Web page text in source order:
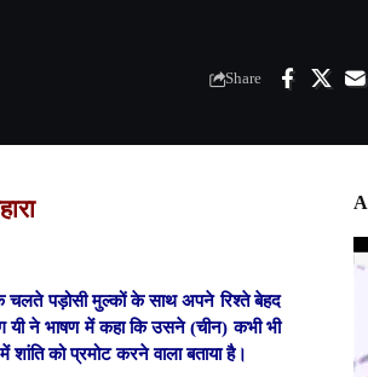
Share
के चलते पड़ोसी मुल्कों के साथ अपने रिश्ते बेहद
यी ने भाषण में कहा कि उसने (चीन) कभी भी
को प्रमोट करने वाला बताया है।